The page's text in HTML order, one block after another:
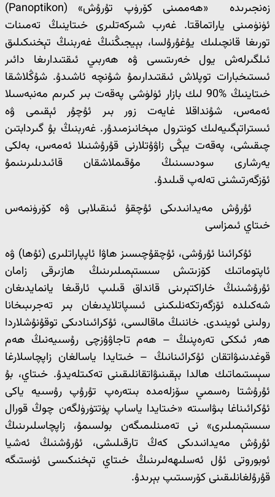
زەنجىرىدە «ھەممىنى كۆرۈپ تۇرۇش» (Panoptikon)
ئۈنۈمىنى ياراتماقتا. غەرب شىركەتلىرى خىتاينىڭ تەمىنات
تورىغا قانچىلىك يۇغۇرۇلسا، بېيجىڭنىڭ غەربنىڭ تېخنىكىلىق
ئىلگىرلەش يول خەرىتىسى ۋە ھەربىي ئىقتىدارىغا دائىر
ئىستىخبارات توپلاش ئىقتىدارىمۇ شۇنچە ئاشىدۇ. شۇڭلاشقا
خىتاينىڭ %90 لىك بازار ئۈلۈشى پەقەت بىر كىرىم مەنبەسىلا
ئەمەس، شۇنداقلا غايەت زور بىر ئۇچۇر ئېقىمى ۋە
ئىستراتېگىيەلىك كونترول مېخانىزمىدۇر. غەربنىڭ بۇ گىردابتىن
چىقىشى، پەقەت يېڭى زاۋۇتلارنى قۇرۇشنىلا ئەمەس، بەلكى
يەرشارى سودىسىنىڭ مۇقىملاشقان قائىدىلىرىنىمۇ
ئۆزگەرتىشنى تەلەپ قىلىدۇ.
ئۇرۇش مەيدانىدىكى ئۇچقۇ ئىنقىلابى ۋە كۆرۈنمەس
خىتاي ئىمزاسى
ئۇكرائىنا ئۇرۇشى، ئۇچقۇچىسىز ھاۋا ئاپپاراتلىرى (ئۇھا) ۋە
ئاپتوماتىك كۆزىتىش سىستېمىلىرىنىڭ ھازىرقى زامان
ئۇرۇشىنىڭ خاراكتېرىنى قانداق قىلىپ ئارقىغا يانمايدىغان
شەكىلدە ئۆزگەرتكەنلىكىنى ئىسپاتلايدىغان بىر تەجرىبىخانا
رولىنى ئوينىدى. خاننىڭ ماقالىسى، ئۇكرائىنادىكى توقۇنۇشلاردا
ھەر ئىككى تەرەپنىڭ – ھەم تاجاۋۇزچى رۇسىيەنىڭ ھەم
قوغدىنىۋاتقان ئۇكرائىنانىڭ – خىتايدا ياسالغان زاپچاسلارغا
سېستىماتىك ھالدا بېقىنىۋاتقانلىقىنى تەكىتلەيدۇ. خىتاي، بۇ
ئۇرۇشتا رەسمىي سۆزلەمدە بىتەرەپ تۇرۇپ رۇسىيە ياكى
ئۇكرائىناغا بىۋاسىتە «خىتايدا ياساپ پۈتتۈرۈلگەن چوڭ قورال
سىستېمىلىرى» نى تەمىنلىمىگەن بولسىمۇ، زاپچاسلىرىنىڭ
ئۇرۇش مەيدانىدىكى كەڭ تارقىلىشى، ئۇرۇشنىڭ ئەشيا
ئوبوروتى ئۇل ئەسلىھەلىرىنىڭ خىتاي تېخنىكىسى ئۈستىگە
قۇرۇلغانلىقىنى كۆرسىتىپ بېرىدۇ.